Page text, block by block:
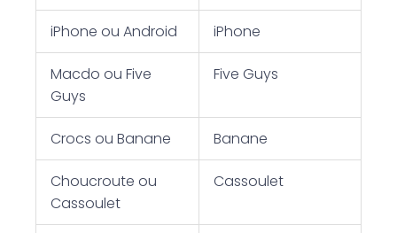
iPhone ou Android iPhone
Macdo ou Five
Guys
Five Guys
Crocs ou Banane Banane
Choucroute ou
Cassoulet
Cassoulet